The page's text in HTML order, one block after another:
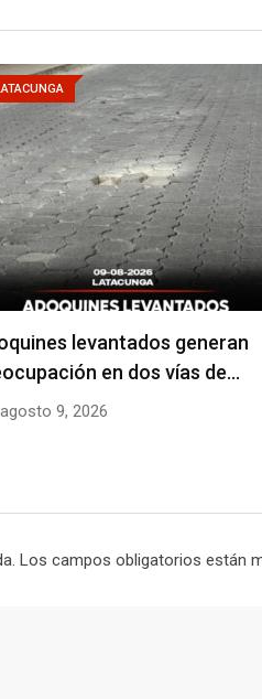
levantados generan
en dos vías de…
agosto 9, 2026
Los campos obligatorios están